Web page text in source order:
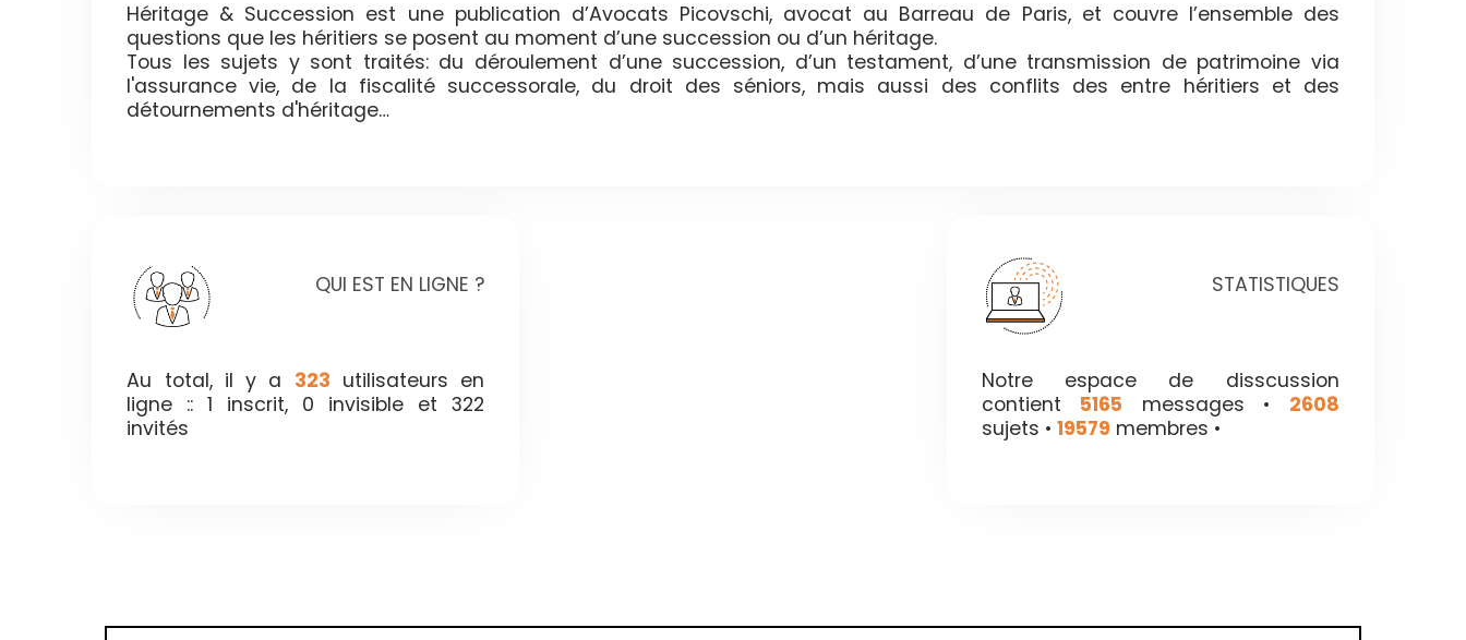
Héritage & Succession est une publication d’Avocats Picovschi, avocat au Barreau de Paris, et couvre l’ensemble des
questions que les héritiers se posent au moment d’une succession ou d’un héritage.
Tous les sujets y sont traités: du déroulement d’une succession, d’un testament, d’une transmission de patrimoine via
l'assurance vie, de la fiscalité successorale, du droit des séniors, mais aussi des conflits des entre héritiers et des
détournements d'héritage…
QUI EST EN LIGNE ?
Au total, il y a 323 utilisateurs en
ligne :: 1 inscrit, 0 invisible et 322
invités
STATISTIQUES
Notre espace de disscussion
contient 5165 messages • 2608
sujets • 19579 membres •